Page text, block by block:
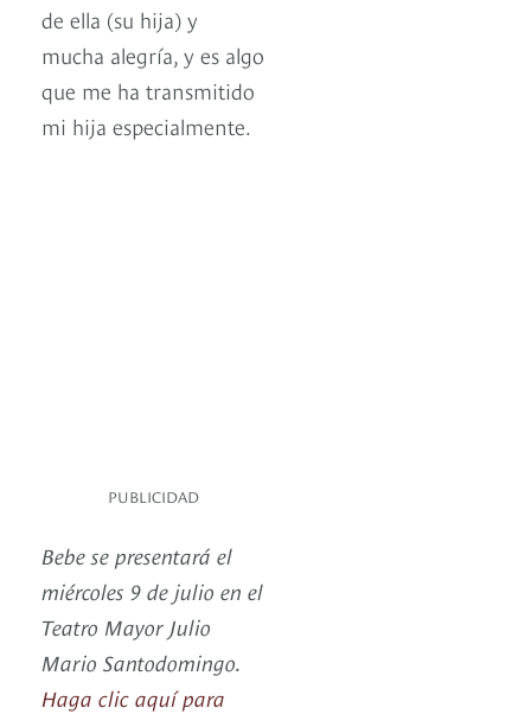
de ella (su hija) y
mucha alegría, y es algo
que me ha transmitido
mi hija especialmente.
PUBLICIDAD
Bebe se presentará el
miércoles 9 de julio en el
Teatro Mayor Julio
Mario Santodomingo.
Haga clic aquí para